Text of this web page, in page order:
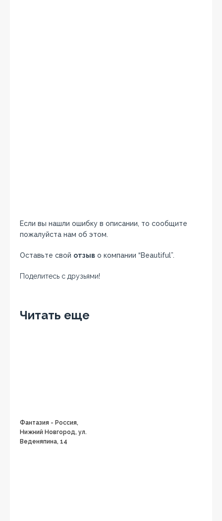
Если вы нашли ошибку в описании, то сообщите
пожалуйста нам об этом.
Оставьте свой отзыв о компании “Beautiful”.
Поделитесь с друзьями!
Читать еще
Фантазия - Россия,
Нижний Новгород, ул.
Веденяпина, 14